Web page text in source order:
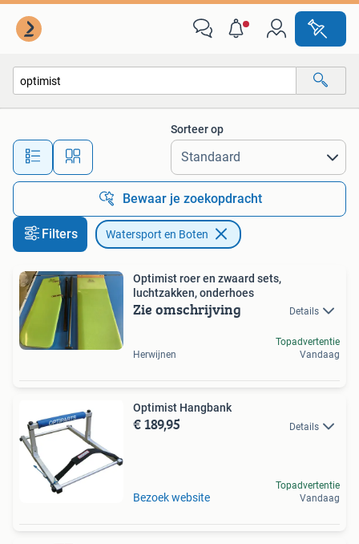
Alle afstanden…
Sorteer op
Bewaar je zoekopdracht
Filters Watersport en Boten
Optimist roer en zwaard sets,
luchtzakken, onderhoes
Zie omschrijving Details
Herwijnen
Topadvertentie
Vandaag
Optimist Hangbank
€ 189,95 Details
Bezoek website
Topadvertentie
Vandaag